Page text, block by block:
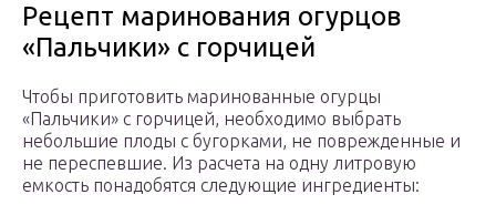
Рецепт маринования огурцов
«Пальчики» с горчицей
Чтобы приготовить маринованные огурцы
«Пальчики» с горчицей, необходимо выбрать
небольшие плоды с бугорками, не поврежденные и
не переспевшие. Из расчета на одну литровую
емкость понадобятся следующие ингредиенты: